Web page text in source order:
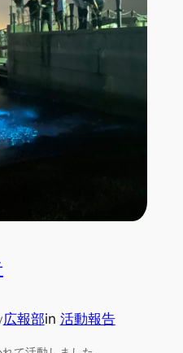
広報部in 活動報告